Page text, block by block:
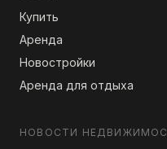
Купить
Аренда
Новостройки
Аренда для отдыха
НОВОСТИ